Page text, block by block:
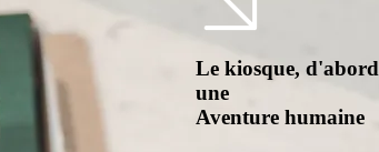
Le kiosque, d'abord
une
Aventure humaine